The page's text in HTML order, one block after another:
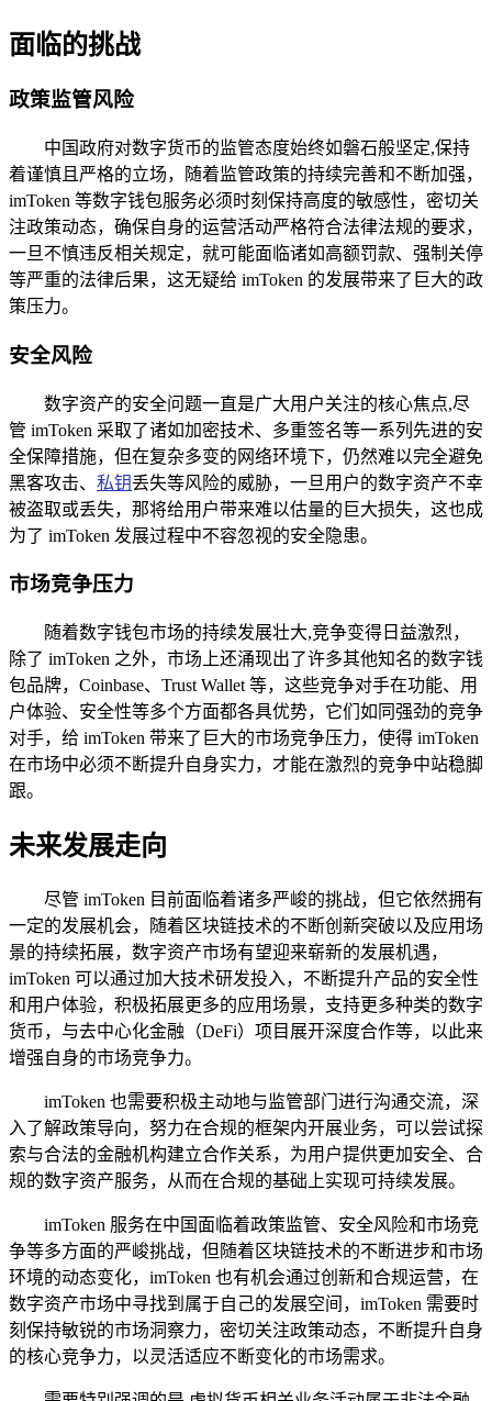
面临的挑战
政策监管风险
中国政府对数字货币的监管态度始终如磐石般坚定,保持
着谨慎且严格的立场，随着监管政策的持续完善和不断加强，
imToken 等数字钱包服务必须时刻保持高度的敏感性，密切关
注政策动态，确保自身的运营活动严格符合法律法规的要求，
一旦不慎违反相关规定，就可能面临诸如高额罚款、强制关停
等严重的法律后果，这无疑给 imToken 的发展带来了巨大的政
策压力。
安全风险
数字资产的安全问题一直是广大用户关注的核心焦点,尽
管 imToken 采取了诸如加密技术、多重签名等一系列先进的安
全保障措施，但在复杂多变的网络环境下，仍然难以完全避免
黑客攻击、 私钥丢失等风险的威胁，一旦用户的数字资产不幸
被盗取或丢失，那将给用户带来难以估量的巨大损失，这也成
为了 imToken 发展过程中不容忽视的安全隐患。
市场竞争压力
随着数字钱包市场的持续发展壮大,竞争变得日益激烈，
除了 imToken 之外，市场上还涌现出了许多其他知名的数字钱
包品牌，Coinbase、Trust Wallet 等，这些竞争对手在功能、用
户体验、安全性等多个方面都各具优势，它们如同强劲的竞争
对手，给 imToken 带来了巨大的市场竞争压力，使得 imToken
在市场中必须不断提升自身实力，才能在激烈的竞争中站稳脚
跟。
未来发展走向
尽管 imToken 目前面临着诸多严峻的挑战，但它依然拥有
一定的发展机会，随着区块链技术的不断创新突破以及应用场
景的持续拓展，数字资产市场有望迎来崭新的发展机遇，
imToken 可以通过加大技术研发投入，不断提升产品的安全性
和用户体验，积极拓展更多的应用场景，支持更多种类的数字
货币，与去中心化金融（DeFi）项目展开深度合作等，以此来
增强自身的市场竞争力。
imToken 也需要积极主动地与监管部门进行沟通交流，深
入了解政策导向，努力在合规的框架内开展业务，可以尝试探
索与合法的金融机构建立合作关系，为用户提供更加安全、合
规的数字资产服务，从而在合规的基础上实现可持续发展。
imToken 服务在中国面临着政策监管、安全风险和市场竞
争等多方面的严峻挑战，但随着区块链技术的不断进步和市场
环境的动态变化，imToken 也有机会通过创新和合规运营，在
数字资产市场中寻找到属于自己的发展空间，imToken 需要时
刻保持敏锐的市场洞察力，密切关注政策动态，不断提升自身
的核心竞争力，以灵活适应不断变化的市场需求。